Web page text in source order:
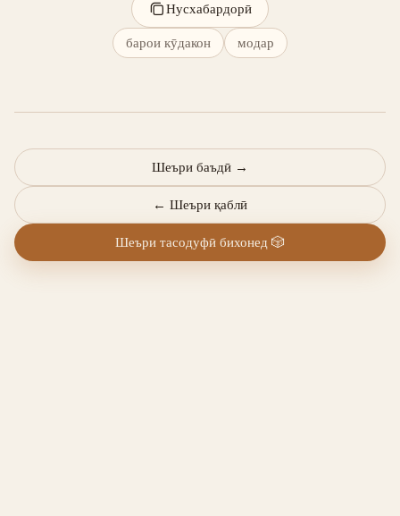
Нусхабардорӣ
барои кӯдакон модар
← Шеъри қаблӣ
Шеъри баъдӣ →
Шеъри тасодуфӣ бихонед 🎲